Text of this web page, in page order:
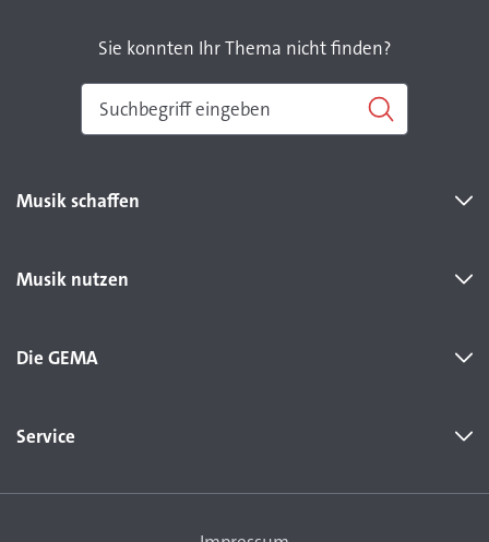
Sie konnten Ihr Thema nicht finden?
Musik schaffen
Musik nutzen
Die GEMA
Service